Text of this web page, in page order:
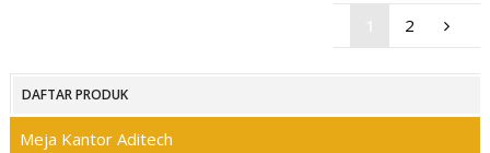
2
DAFTAR PRODUK
Meja Kantor Aditech